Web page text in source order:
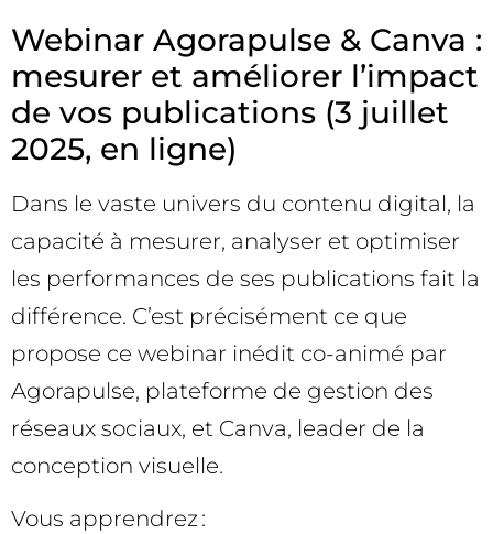
Webinar Agorapulse & Canva :
mesurer et améliorer l’impact
de vos publications (3 juillet
2025, en ligne)
Dans le vaste univers du contenu digital, la
capacité à mesurer, analyser et optimiser
les performances de ses publications fait la
différence. C’est précisément ce que
propose ce webinar inédit co-animé par
Agorapulse, plateforme de gestion des
réseaux sociaux, et Canva, leader de la
conception visuelle.
Vous apprendrez :